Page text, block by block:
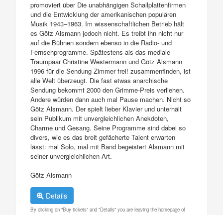
promoviert über Die unabhängigen Schallplattenfirmen
und die Entwicklung der amerikanischen populären
Musik 1943–1963. Im wissenschaftlichen Betrieb hält
es Götz Alsmann jedoch nicht. Es treibt ihn nicht nur
auf die Bühnen sondern ebenso in die Radio- und
Fernsehprogramme. Spätestens als das mediale
Traumpaar Christine Westermann und Götz Alsmann
1996 für die Sendung Zimmer frei! zusammenfinden, ist
alle Welt überzeugt. Die fast etwas anarchische
Sendung bekommt 2000 den Grimme-Preis verliehen.
Andere würden dann auch mal Pause machen. Nicht so
Götz Alsmann. Der spielt lieber Klavier und unterhält
sein Publikum mit unvergleichlichen Anekdoten,
Charme und Gesang. Seine Programme sind dabei so
divers, wie es das breit gefächerte Talent erwarten
lässt: mal Solo, mal mit Band begeistert Alsmann mit
seiner unvergleichlichen Art.
Götz Alsmann
Details
By clicking on "Buy tickets" and "Details" you are leaving the homepage of